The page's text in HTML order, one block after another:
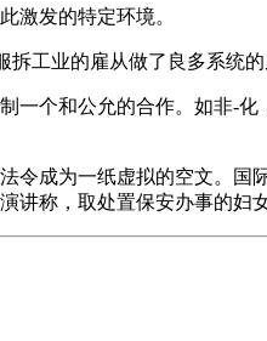
发的特定环境。
业的雇从做了良多系统的
个和公允的合作。如非-化
成为一纸虚拟的空文。国
称，取处置保安办事的妇